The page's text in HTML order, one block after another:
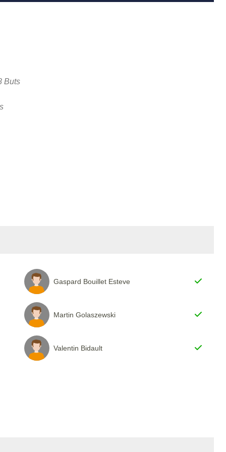
Buts
Gaspard Bouillet Esteve
Martin Golaszewski
Valentin Bidault